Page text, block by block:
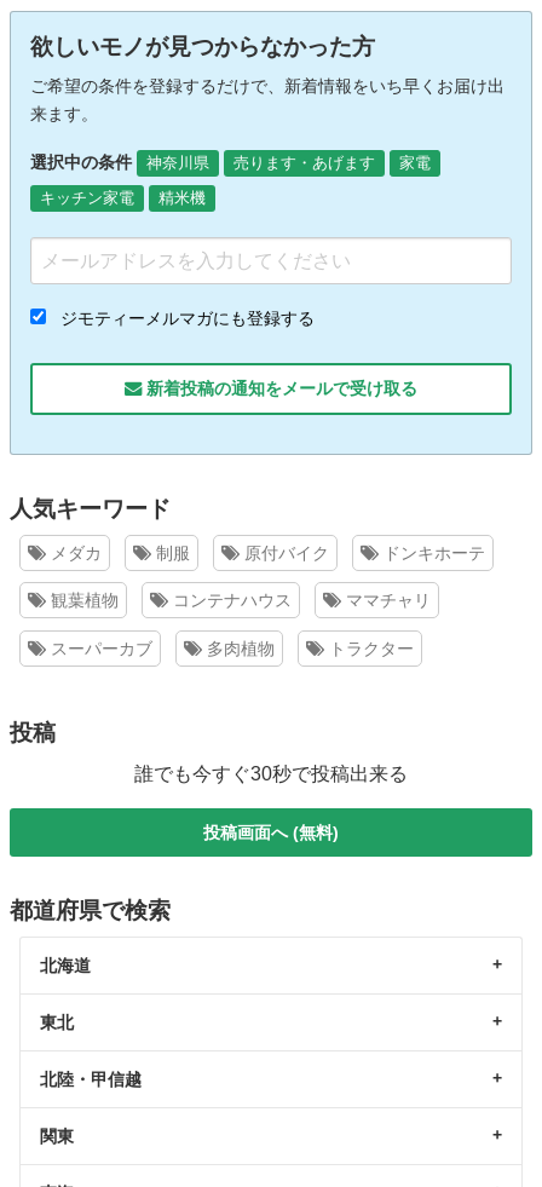
欲しいモノが見つからなかった方
ご希望の条件を登録するだけで、新着情報をいち早くお届け出
来ます。
選択中の条件 神奈川県 売ります・あげます
家電
キッチン家電
精米機
ジモティーメルマガにも登録する
新着投稿の通知をメールで受け取る
人気キーワード
メダカ 制服 原付バイク ドンキホーテ
観葉植物 コンテナハウス ママチャリ
スーパーカブ 多肉植物 トラクター
投稿
誰でも今すぐ30秒で投稿出来る
投稿画面へ (無料)
都道府県で検索
北海道
東北
北陸・甲信越
関東